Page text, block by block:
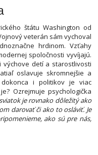
štátu Washington od
veterán sám vychoval
hrdinom. Vzťahy
spoločnosti vyvíjajú.
výchove detí a starostlivosti
oslavuje skromnejšie a
i politikov je viac
Ozrejmuje psychologička
je rovnako dôležitý ako
darovať či ako to osláviť. Je
ako sú pre nás,